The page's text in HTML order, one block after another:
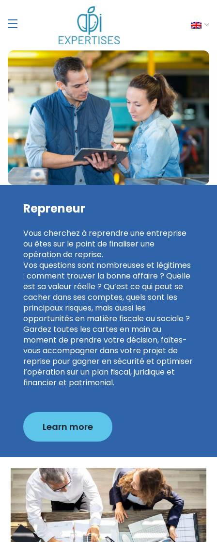
Repreneur
Vous cherchez à reprendre une entreprise
ou êtes sur le point de finaliser une
opération de reprise.
Vos questions sont nombreuses et légitimes
: comment trouver la bonne affaire ? Quelle
est sa valeur réelle ? Qu’est ce qui peut se
cacher dans ses comptes, quels sont les
principaux risques, mais aussi les
opportunités en matière fiscale ou sociale ?
Gardez toutes les cartes en main au
moment de prendre votre décision, faîtes-
vous accompagner dans votre projet de
reprise pour gagner en sécurité et optimiser
l’opération sur un plan fiscal, juridique et
financier et patrimonial.
Learn more